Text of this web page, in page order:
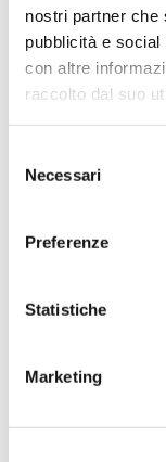
nostri partner che
pubblicità e
con altre
raccolto dal suo
delNecessari
Preferenze
Statistiche
Marketing
Procedura di
Affidamento ai
Aziendale per
Tempi di
Importo